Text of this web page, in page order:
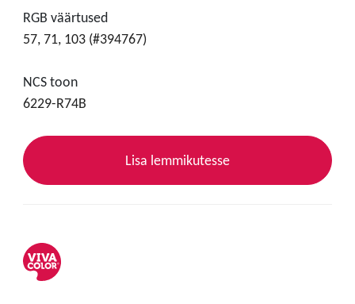
RGB väärtused
57, 71, 103 (#394767)
NCS toon
6229-R74B
Lisa lemmikutesse